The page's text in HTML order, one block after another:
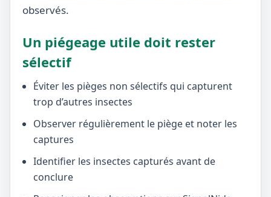
observés.
Un piégeage utile doit rester
sélectif
Éviter les pièges non sélectifs qui capturent
trop d’autres insectes
Observer régulièrement le piège et noter les
captures
Identifier les insectes capturés avant de
conclure